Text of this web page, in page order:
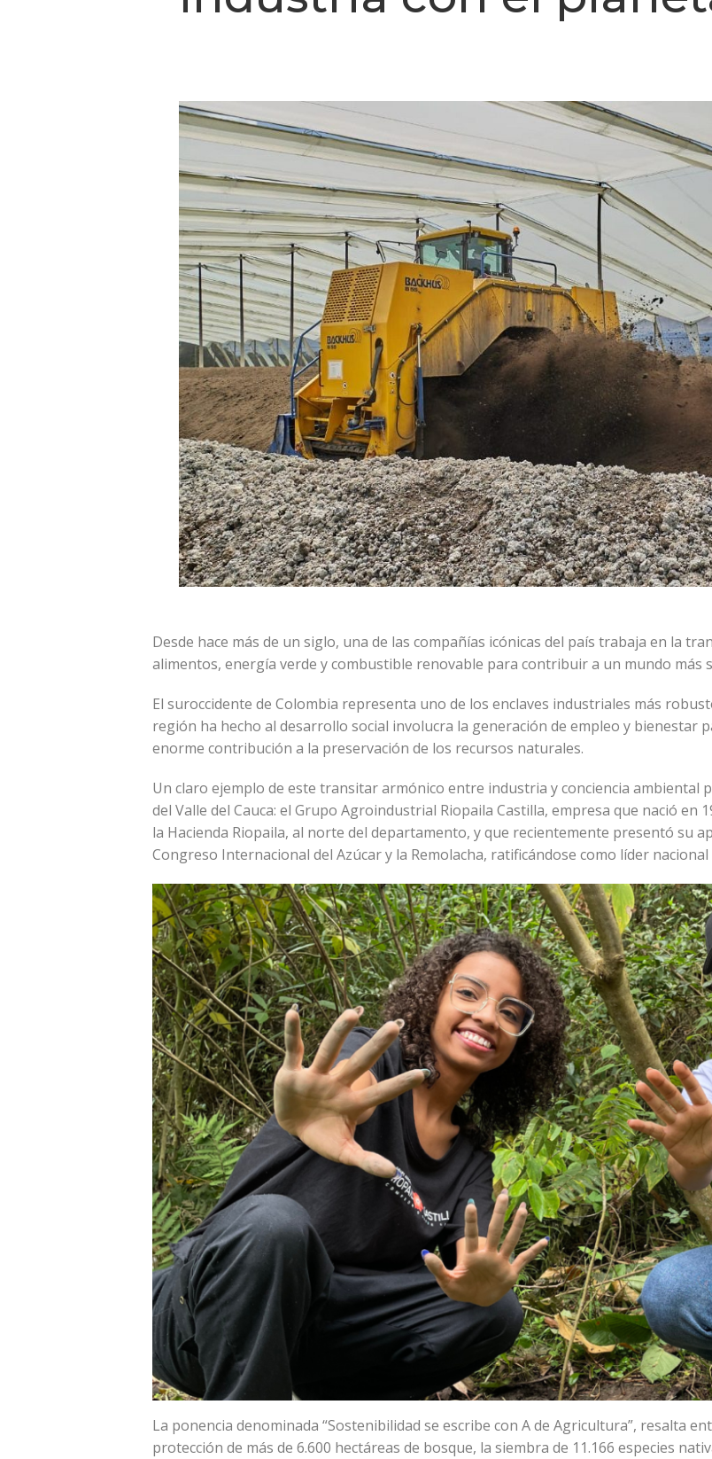
Desde hace más de un siglo, una de las compañías icónicas del país trabaja en la
alimentos, energía verde y combustible renovable para contribuir a un mundo más
El suroccidente de Colombia representa uno de los enclaves industriales más
región ha hecho al desarrollo social involucra la generación de empleo y bienestar
enorme contribución a la preservación de los recursos naturales.
Un claro ejemplo de este transitar armónico entre industria y conciencia ambiental
del Valle del Cauca: el Grupo Agroindustrial Riopaila Castilla, empresa que nació
la Hacienda Riopaila, al norte del departamento, y que recientemente presentó su
Congreso Internacional del Azúcar y la Remolacha, ratificándose como líder
La ponencia denominada “Sostenibilidad se escribe con A de Agricultura”, resalta
protección de más de 6.600 hectáreas de bosque, la siembra de 11.166 especies